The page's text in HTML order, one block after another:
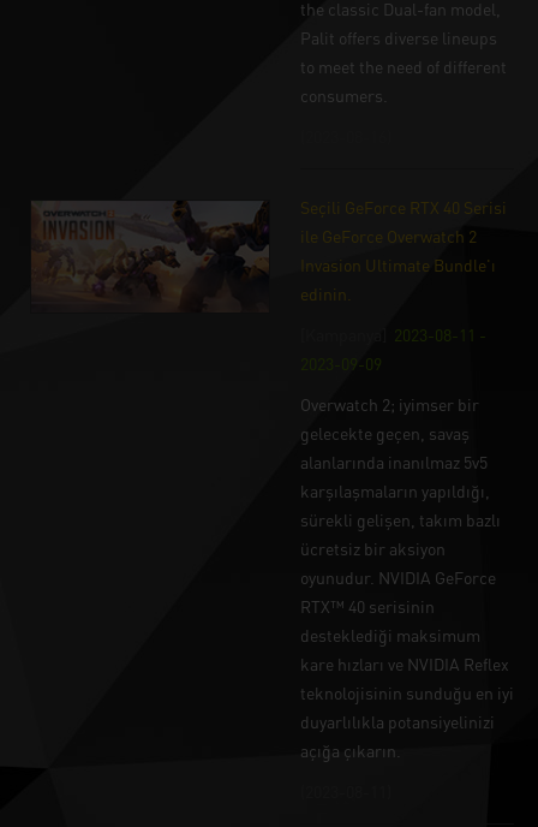
the classic Dual-fan model,
Palit offers diverse lineups
to meet the need of different
consumers.
Seçili GeForce RTX 40 Serisi
ile GeForce Overwatch 2
Invasion Ultimate Bundle'ı
edinin.
2023-08-11 -
2023-09-09
Overwatch 2; iyimser bir
gelecekte geçen, savaş
alanlarında inanılmaz 5v5
karşılaşmaların yapıldığı,
sürekli gelişen, takım bazlı
ücretsiz bir aksiyon
oyunudur. NVIDIA GeForce
RTX™ 40 serisinin
desteklediği maksimum
kare hızları ve NVIDIA Reflex
teknolojisinin sunduğu en iyi
duyarlılıkla potansiyelinizi
açığa çıkarın.